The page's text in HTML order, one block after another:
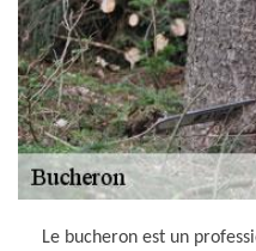
Le bucheron est un